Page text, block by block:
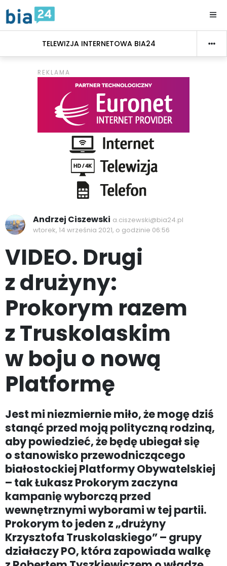
TELEWIZJA INTERNETOWA BIA24
Andrzej Ciszewski a.ciszewski@bia24.pl
wtorek, 14 września 2021, o godzinie 06:56
VIDEO. Drugi
z drużyny:
Prokorym razem
z Truskolaskim
w boju o nową
Platformę
Jest mi niezmiernie miło, że mogę dziś
stanąć przed moją polityczną rodziną,
aby powiedzieć, że będę ubiegał się
o stanowisko przewodniczącego
białostockiej Platformy Obywatelskiej
– tak Łukasz Prokorym zaczyna
kampanię wyborczą przed
wewnętrznymi wyborami w tej partii.
Prokorym to jeden z „drużyny
Krzysztofa Truskolaskiego” – grupy
działaczy PO, która zapowiada walkę